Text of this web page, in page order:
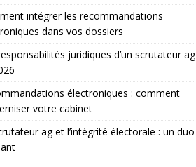
intégrer les recommandations
dans vos dossiers
juridiques d’un scrutateur ag
électroniques : comment
votre cabinet
ag et l’intégrité électorale : un duo